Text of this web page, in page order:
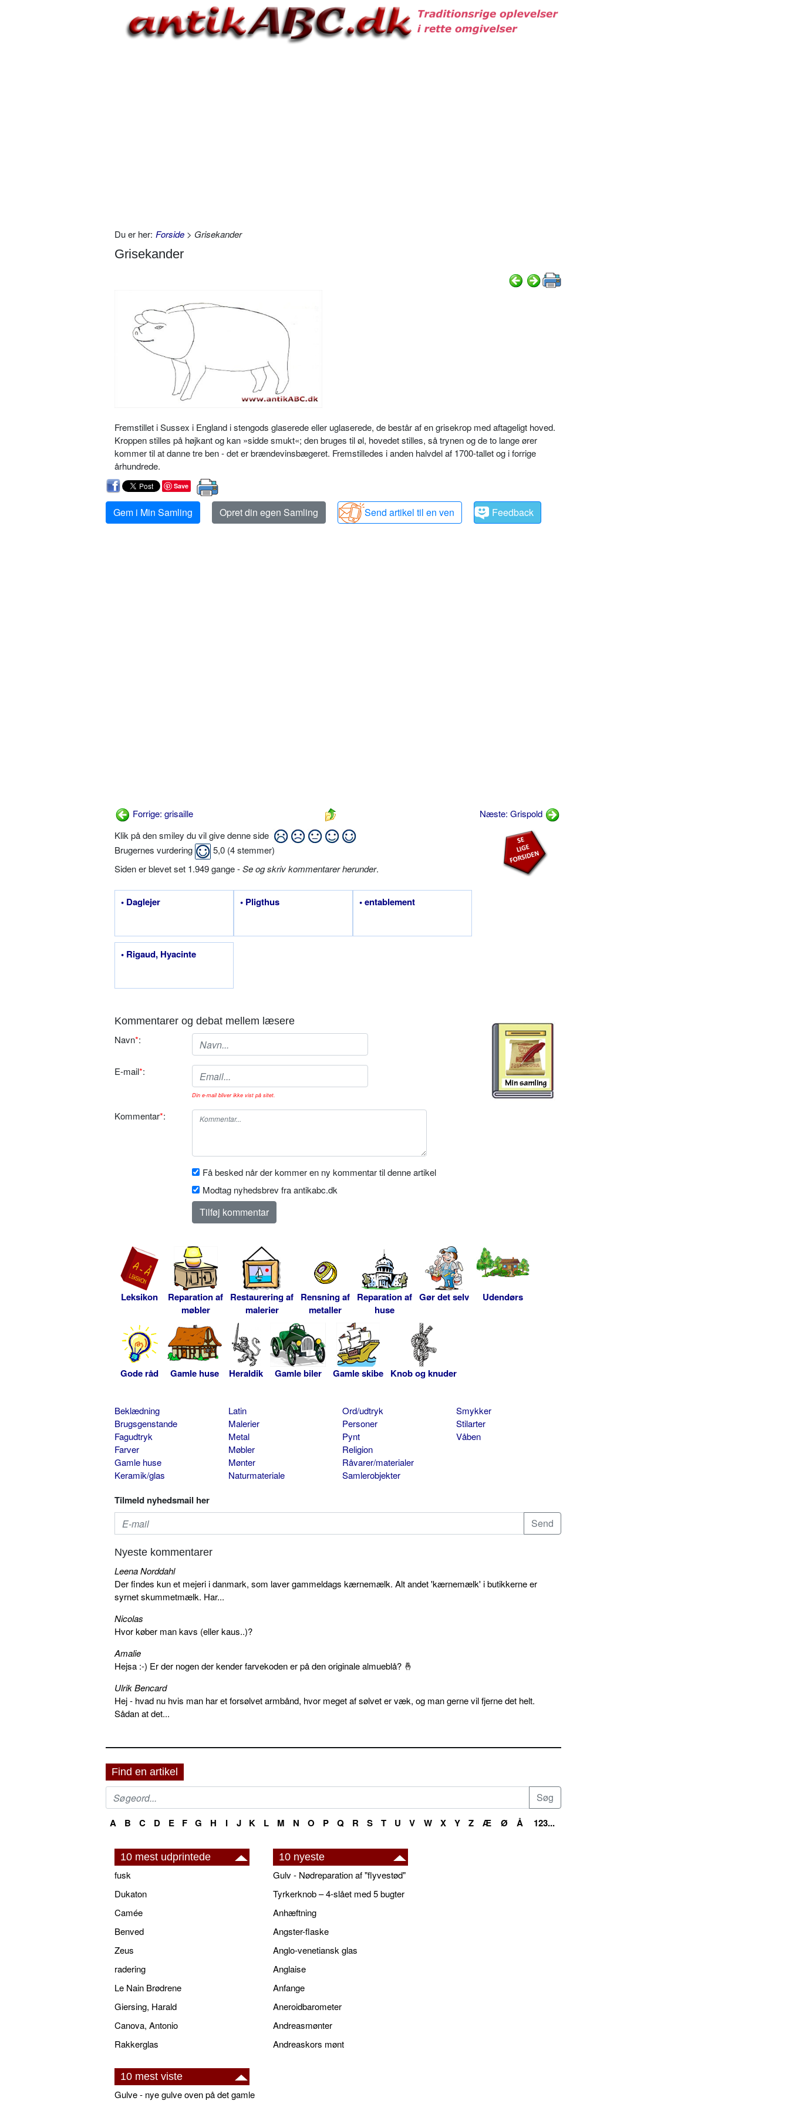
Du er her: Forside > Grisekander
Grisekander
Fremstillet i Sussex i England i stengods glaserede eller uglaserede, de består af en grisekrop med aftageligt hoved.
Kroppen stilles på højkant og kan »sidde smukt«; den bruges til øl, hovedet stilles, så trynen og de to lange ører
kommer til at danne tre ben - det er brændevinsbægeret. Fremstilledes i anden halvdel af 1700-tallet og i forrige
århundrede.
Save
Gem i Min Samling Opret din egen Samling Send artikel til en ven Feedback
Forrige: grisaille
Næste: Grispold
Klik på den smiley du vil give denne side
Brugernes vurdering
5,0 (4stemmer)
Siden er blevet set 1.949 gange -Se og skriv kommentarer herunder.
• Daglejer • Pligthus • entablement
• Rigaud, Hyacinte
Kommentarer og debat mellem læsere
Navn*:
E-mail*:
Din e-mail bliver ikke vist på sitet.
Kommentar*:
Få besked når der kommer en ny kommentar til denne artikel
Modtag nyhedsbrev fra antikabc.dk
Leksikon
Reparation af
møbler
Restaurering af
malerier
Rensning af
metaller
Reparation af
huse
Gør det selv Udendørs
Gode råd Gamle huse Heraldik Gamle biler Gamle skibe Knob og knuder
Beklædning
Brugsgenstande
Fagudtryk
Farver
Gamle huse
Keramik/glas
Latin
Malerier
Metal
Møbler
Mønter
Naturmateriale
Ord/udtryk
Personer
Pynt
Religion
Råvarer/materialer
Samlerobjekter
Smykker
Stilarter
Våben
Tilmeld nyhedsmail her
Nyeste kommentarer
Leena Norddahl
Der findes kun et mejeri i danmark, som laver gammeldags kærnemælk. Alt andet 'kærnemælk' i butikkerne er
syrnet skummetmælk. Har...
Nicolas
Hvor køber man kavs (eller kaus..)?
Amalie
Hejsa :-) Er der nogen der kender farvekoden er på den originale almueblå? 🤞
Ulrik Bencard
Hej - hvad nu hvis man har et forsølvet armbånd, hvor meget af sølvet er væk, og man gerne vil fjerne det helt.
Sådan at det...
Find en artikel
A B C D E F G H I J K L M N O P Q R S T U V W X Y Z Æ Ø Å 123...
10 mest udprintede
fusk
Dukaton
Camée
Benved
Zeus
radering
Le Nain Brødrene
Giersing, Harald
Canova, Antonio
Rakkerglas
10 nyeste
Gulv - Nødreparation af "flyvestød"
Tyrkerknob – 4-slået med 5 bugter
Anhæftning
Angster-flaske
Anglo-venetiansk glas
Anglaise
Anfange
Aneroidbarometer
Andreasmønter
Andreaskors mønt
10 mest viste
Gulve - nye gulve oven på det gamle